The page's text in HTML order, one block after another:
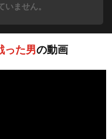
ません。
った男の動画